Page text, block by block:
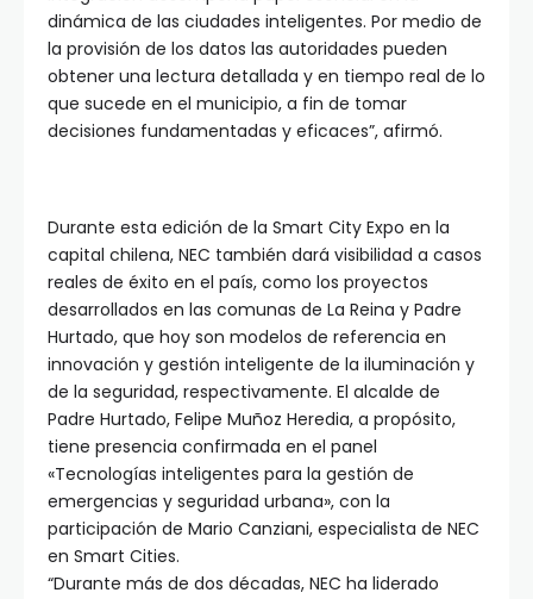
dinámica de las ciudades inteligentes. Por medio de
la provisión de los datos las autoridades pueden
obtener una lectura detallada y en tiempo real de lo
que sucede en el municipio, a fin de tomar
decisiones fundamentadas y eficaces”, afirmó.
Durante esta edición de la Smart City Expo en la
capital chilena, NEC también dará visibilidad a casos
reales de éxito en el país, como los proyectos
desarrollados en las comunas de La Reina y Padre
Hurtado, que hoy son modelos de referencia en
innovación y gestión inteligente de la iluminación y
de la seguridad, respectivamente. El alcalde de
Padre Hurtado, Felipe Muñoz Heredia, a propósito,
tiene presencia confirmada en el panel
«Tecnologías inteligentes para la gestión de
emergencias y seguridad urbana», con la
participación de Mario Canziani, especialista de NEC
en Smart Cities.
“Durante más de dos décadas, NEC ha liderado